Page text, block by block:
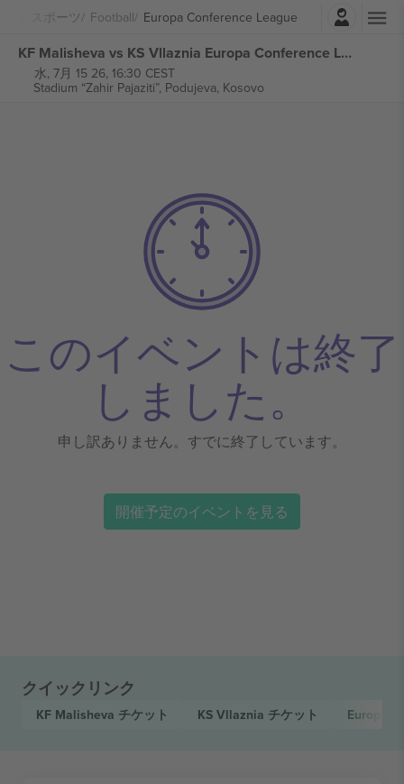
スポーツ Football Europa Conference League
ログイン
KF Malisheva vs KS Vllaznia Europa Conference League チケット
水, 7月 15 26, 16:30 CEST
Stadium “Zahir Pajaziti”, Podujeva, Kosovo
このイベントは終了
しました。
申し訳ありません。すでに終了しています。
開催予定のイベントを見る
クイックリンク
KF Malisheva チケット KS Vllaznia チケット Europa